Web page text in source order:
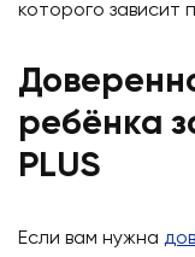
которого зависит
ребёнка
PLUS
Если вам нужна